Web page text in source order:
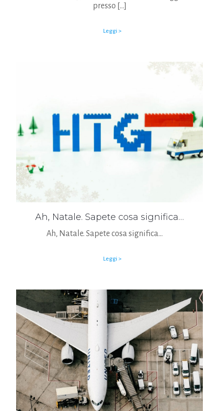
presso […]
Leggi >
Ah, Natale. Sapete cosa significa…
Ah, Natale. Sapete cosa significa…
Leggi >